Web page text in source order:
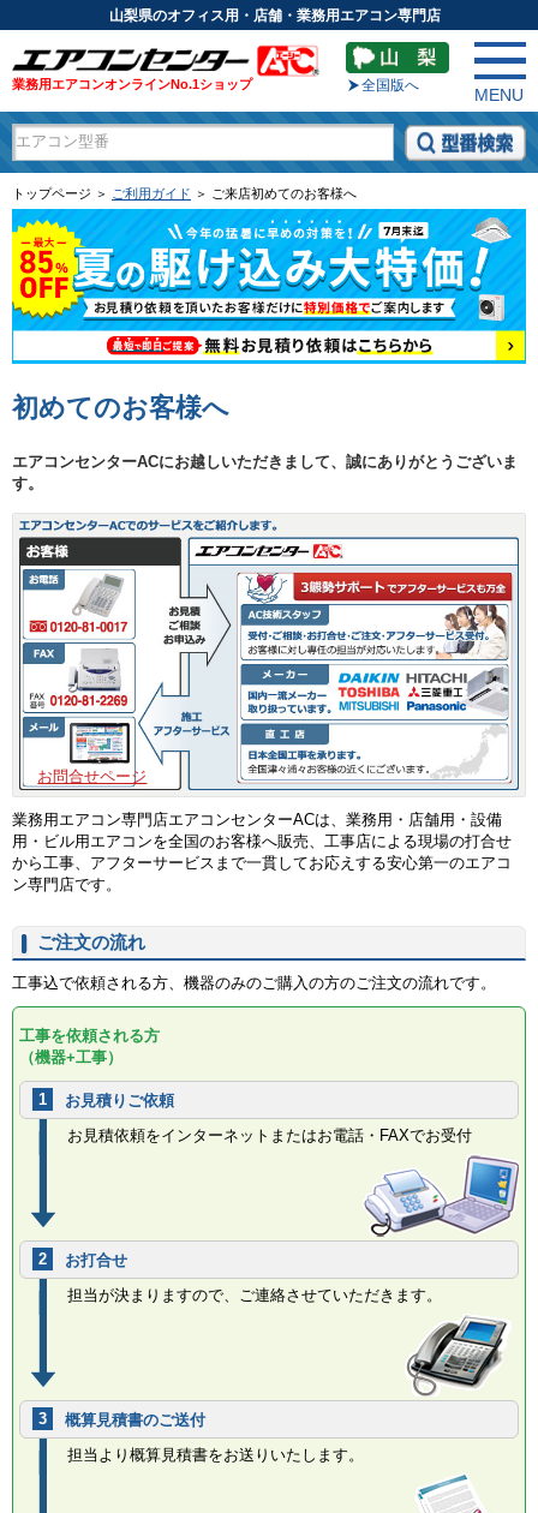
山梨県のオフィス用・店舗・業務用エアコン専門店
業務用エアコンオンラインNo.1ショップ 全国版へ
MENU
トップページ ＞ ご利用ガイド ＞ ご来店初めてのお客様へ
初めてのお客様へ
エアコンセンターACにお越しいただきまして、誠にありがとうございま
す。
お問合せページ
業務用エアコン専門店エアコンセンターACは、業務用・店舗用・設備
用・ビル用エアコンを全国のお客様へ販売、工事店による現場の打合せ
から工事、アフターサービスまで一貫してお応えする安心第一のエアコ
ン専門店です。
ご注文の流れ
工事込で依頼される方、機器のみのご購入の方のご注文の流れです。
工事を依頼される方
（機器+工事）
1
お見積りご依頼
お見積依頼をインターネットまたはお電話・FAXでお受付
2
お打合せ
担当が決まりますので、ご連絡させていただきます。
3
概算見積書のご送付
担当より概算見積書をお送りいたします。